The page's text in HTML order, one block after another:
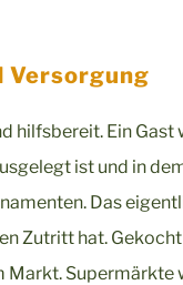
Versorgung
hilfsbereit. Ein
ist und in
Das
Zutritt hat.
Markt.